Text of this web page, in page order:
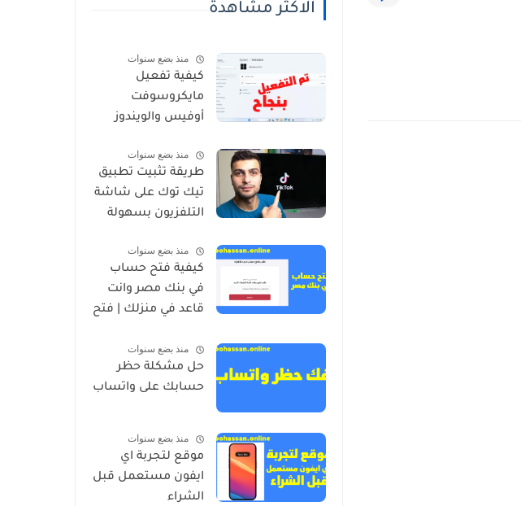
الاكثر مشاهدة
منذ بضع سنوات
كيفية تفعيل
مايكروسوفت
أوفيس والويندوز
منذ بضع سنوات
طريقة تثبيت تطبيق
تيك توك على شاشة
التلفزيون بسهولة
منذ بضع سنوات
كيفية فتح حساب
في بنك مصر وانت
قاعد في منزلك | فتح
منذ بضع سنوات
حل مشكلة حظر
حسابك على واتساب
منذ بضع سنوات
موقع لتجربة اي
ايفون مستعمل قبل
الشراء